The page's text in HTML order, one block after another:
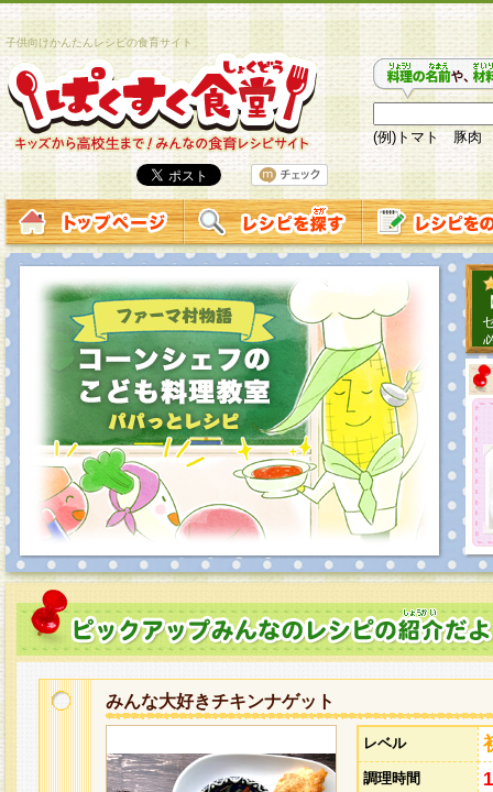
子供向けかんたんレシピの食育サイト
(例)トマト 豚肉
みんな大好きチキンナゲット
レベル
調理時間